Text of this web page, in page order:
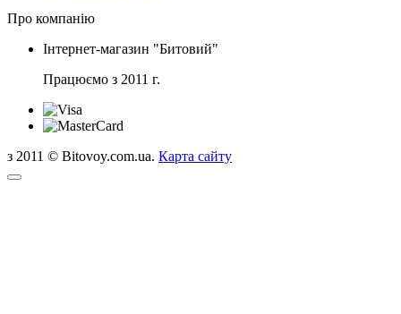
Про компанію
Інтернет-магазин "Битовий"
Працюємо з 2011 г.
з 2011 © Bitovoy.com.ua. Карта сайту